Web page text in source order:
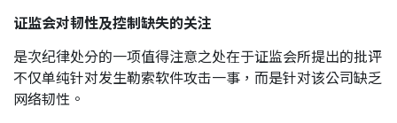
证监会对韧性及控制缺失的关注
是次纪律处分的一项值得注意之处在于证监会所提出的批评
不仅单纯针对发生勒索软件攻击一事，而是针对该公司缺乏
网络韧性。